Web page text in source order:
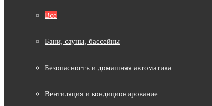
Все
Бани, сауны, бассейны
Безопасность и домашняя автоматика
Вентиляция и кондиционирование